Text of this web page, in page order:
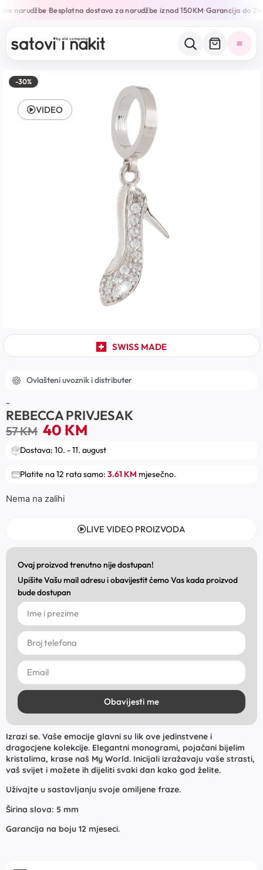
narudžbe•Besplatna dostava za narudžbe iznad 150KM•Garancija do 24
-30%
SWISS MADE
VIDEO
Ovlašteni uvoznik i distributer
-
REBECCA PRIVJESAK
57KM 40 KM
Dostava: 10. - 11. august
Platite na 12 rata samo: 3.61 KM mjesečno.
Nema na zalihi
LIVE VIDEO PROIZVODA
Ovaj proizvod trenutno nije dostupan!
Upišite Vašu mail adresu i obavijestit ćemo Vas kada proizvod
bude dostupan
Obavijesti me
Izrazi se. Vaše emocije glavni su lik ove jedinstvene i
dragocjene kolekcije. Elegantni monogrami, pojačani bijelim
kristalima, krase naš My World. Inicijali izražavaju vaše strasti,
vaš svijet i možete ih dijeliti svaki dan kako god želite.
Uživajte u sastavljanju svoje omiljene fraze.
Širina slova: 5 mm
Garancija na boju 12 mjeseci.